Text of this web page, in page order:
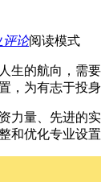
评论阅读模式
生的航向，需
，为有志于投
力量、先进的
和优化专业设